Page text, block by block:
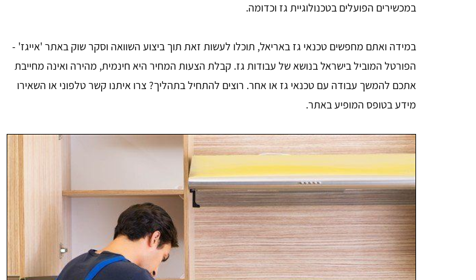
במכשירים הפועלים בטכנולוגיית גז וכדומה.
במידה ואתם מחפשים טכנאי גז באריאל, תוכלו לעשות זאת תוך ביצוע השוואה וסקר שוק באתר 'אייגז' -
הפורטל המוביל בישראל בנושא של עבודות גז. קבלת הצעות המחיר היא חינמית, מהירה ואינה מחייבת
אתכם להמשך עבודה עם טכנאי גז או אחר. רוצים להתחיל בתהליך? צרו איתנו קשר טלפוני או השאירו
מידע בטופס המופיע באתר.
הייתה לי להבה נמוכה וחזר אליי טכנאי גז מהאתר הזה. הוא
אמר לי שלא בהכרח אני צריך טכנאי ויכול להיות שחברת
הגז תפתור לי את הבעיה. היה ממש הוגן.
Aharon Kalderon
נכון לכתיבת הבקשה האתר עומד בכל הדרישות נמתין
לביצוע ואז אהיה מוכן לתת חוות דעת סופית